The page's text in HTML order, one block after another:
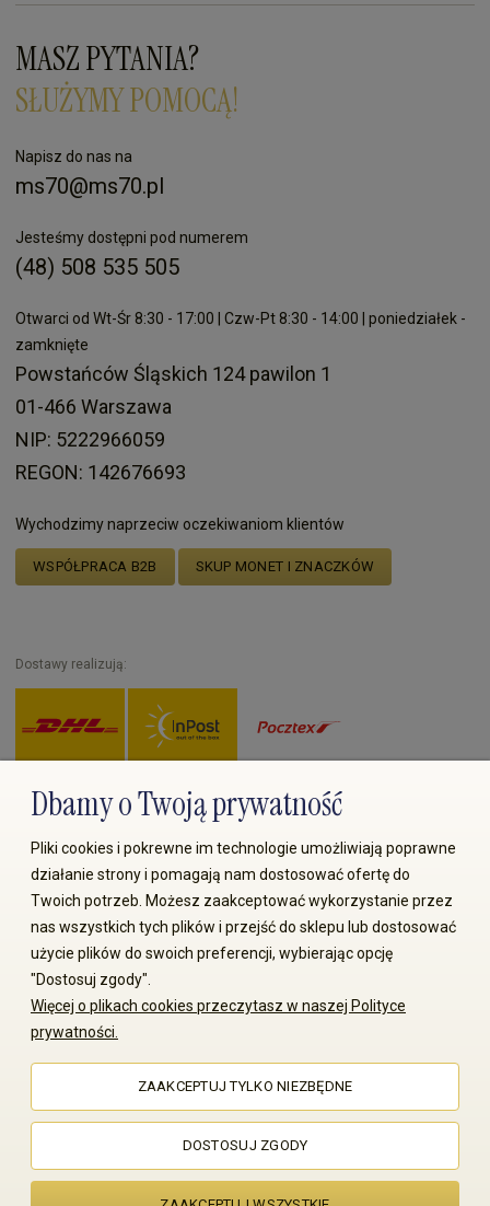
MASZ PYTANIA?
SŁUŻYMY POMOCĄ!
Napisz do nas na
ms70@ms70.pl
Jesteśmy dostępni pod numerem
(48) 508 535 505
Otwarci od Wt-Śr 8:30 - 17:00 | Czw-Pt 8:30 - 14:00 | poniedziałek -
zamknięte
Powstańców Śląskich 124 pawilon 1
01-466 Warszawa
NIP: 5222966059
REGON: 142676693
Wychodzimy naprzeciw oczekiwaniom klientów
WSPÓŁPRACA B2B SKUP MONET I ZNACZKÓW
Dostawy realizują:
Zapłać przez:
© 2008-2026 MS70.pl / Ms70 Sp. z o.o. Wszelkie prawa
zastrzeżone. Kopiowanie treści i zdjęć bez zgody właściciela
Sklep internetowy Shoper Premium
Dbamy o Twoją prywatność
Pliki cookies i pokrewne im technologie umożliwiają poprawne
działanie strony i pomagają nam dostosować ofertę do
Twoich potrzeb. Możesz zaakceptować wykorzystanie przez
nas wszystkich tych plików i przejść do sklepu lub dostosować
użycie plików do swoich preferencji, wybierając opcję
"Dostosuj zgody".
Więcej o plikach cookies przeczytasz w naszej Polityce
prywatności.
ZAAKCEPTUJ TYLKO NIEZBĘDNE
DOSTOSUJ ZGODY